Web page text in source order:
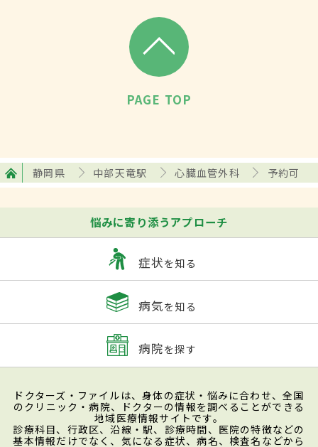
PAGE TOP
静岡県 中部天竜駅 心臓血管外科 予約可
悩みに寄り添うアプローチ
症状を知る
病気を知る
病院を探す
ドクターズ・ファイルは、身体の症状・悩みに合わせ、全国
のクリニック・病院、ドクターの情報を調べることができる
地域医療情報サイトです。
診療科目、行政区、沿線・駅、診療時間、医院の特徴などの
基本情報だけでなく、気になる症状、病名、検査名などから